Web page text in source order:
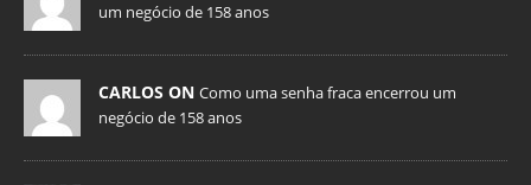
um negócio de 158 anos
CARLOS ON Como uma senha fraca encerrou um
negócio de 158 anos